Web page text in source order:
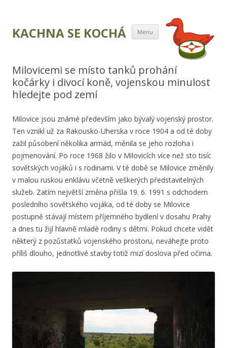
KACHNA SE KOCHÁ Menu Přejít k obsahu
webu
Milovicemi se místo tanků prohání
kočárky i divocí koně, vojenskou minulost
hledejte pod zemí
Milovice jsou známé především jako bývalý vojenský prostor.
Ten vznikl už za Rakousko-Uherska v roce 1904 a od té doby
zažil působení několika armád, měnila se jeho rozloha i
pojmenování. Po roce 1968 žilo v Milovicích více než sto tisíc
sovětských vojáků i s rodinami. V té době se Milovice změnily
v malou ruskou enklávu včetně veškerých představitelných
služeb. Zatím největší změna přišla 19. 6. 1991 s odchodem
posledního sovětského vojáka, od té doby se Milovice
postupně stávají místem příjemného bydlení v dosahu Prahy
a dnes tu žijí hlavně mladé rodiny s dětmi. Pokud chcete vidět
některý z pozůstatků vojenského prostoru, neváhejte proto
příliš dlouho, jednotlivé stavby totiž mizí doslova před očima.